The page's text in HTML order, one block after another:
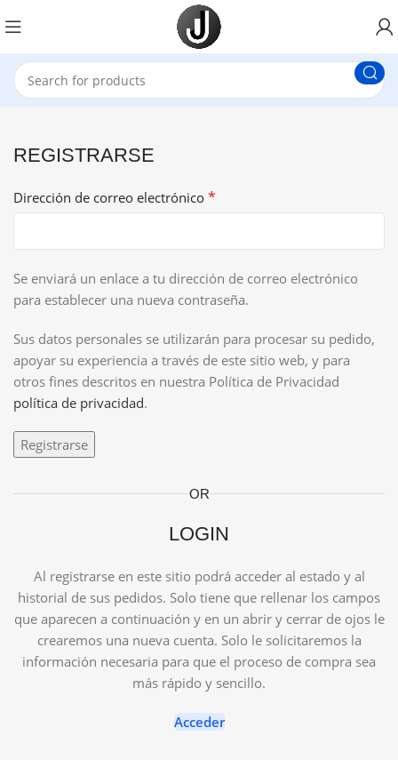
REGISTRARSE
Dirección de correo electrónico *
Se enviará un enlace a tu dirección de correo electrónico
para establecer una nueva contraseña.
Sus datos personales se utilizarán para procesar su pedido,
apoyar su experiencia a través de este sitio web, y para
otros fines descritos en nuestra Política de Privacidad
política de privacidad.
Registrarse
OR
LOGIN
Al registrarse en este sitio podrá acceder al estado y al
historial de sus pedidos. Solo tiene que rellenar los campos
que aparecen a continuación y en un abrir y cerrar de ojos le
crearemos una nueva cuenta. Solo le solicitaremos la
información necesaria para que el proceso de compra sea
más rápido y sencillo.
Acceder